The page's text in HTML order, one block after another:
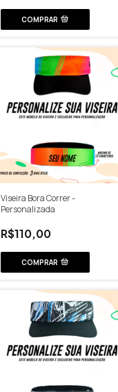
COMPRAR
Viseira Bora Correr -
Personalizada
R$110,00
COMPRAR